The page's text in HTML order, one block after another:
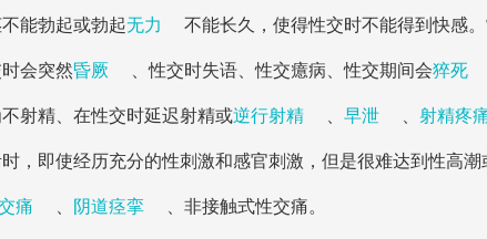
能勃起或勃起无力 不能长久，使得性交时不能得到快感
会突然昏厥 、性交时失语、性交癔病、性交期间会猝死
不射精、在性交时延迟射精或逆行射精 早泄 射精疼
时，即使经历充分的性刺激和感官刺激，但是很难达到性高
痛 阴道痉挛 、非接触式性交痛。